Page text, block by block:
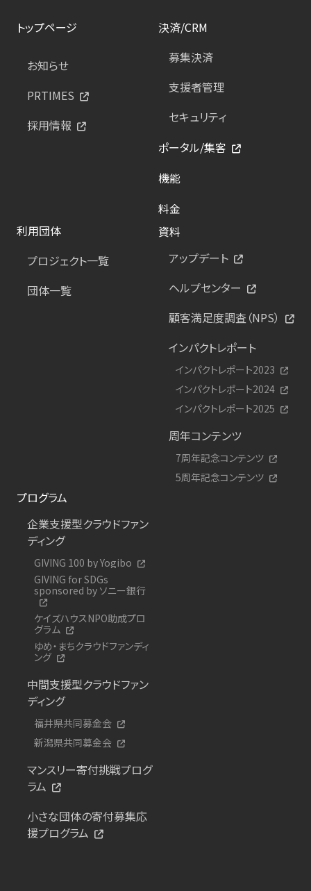
トップページ
お知らせ
PRTIMES
採用情報
決済/CRM
募集決済
支援者管理
セキュリティ
ポータル/集客
機能
料金
利用団体
プロジェクト一覧
団体一覧
資料
アップデート
ヘルプセンター
顧客満足度調査（NPS）
インパクトレポート
インパクトレポート2023
インパクトレポート2024
インパクトレポート2025
周年コンテンツ
7周年記念コンテンツ
5周年記念コンテンツ
プログラム
企業支援型クラウドファン
ディング
GIVING 100 by Yogibo
GIVING for SDGs
sponsored by ソニー銀行
ケイズハウスNPO助成プロ
グラム
ゆめ・まちクラウドファンディ
ング
中間支援型クラウドファン
ディング
福井県共同募金会
新潟県共同募金会
マンスリー寄付挑戦プログ
ラム
小さな団体の寄付募集応
援プログラム